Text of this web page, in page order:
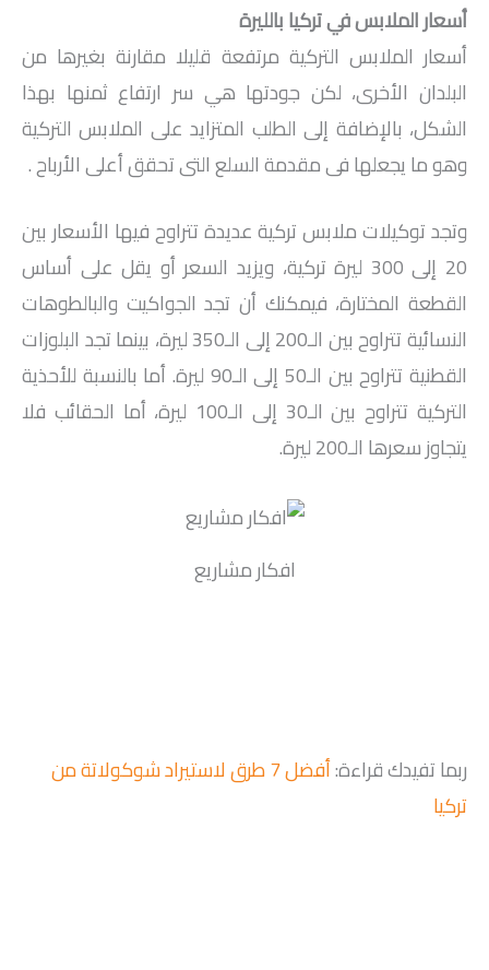
أسعار الملابس في تركيا بالليرة
أسعار الملابس التركية مرتفعة قليلا مقارنة بغيرها من
البلدان الأخرى، لكن جودتها هي سر ارتفاع ثمنها بهذا
الشكل، بالإضافة إلى الطلب المتزايد على الملابس التركية
وهو ما يجعلها فى مقدمة السلع التى تحقق أعلى الأرباح .
وتجد توكيلات ملابس تركية عديدة تتراوح فيها الأسعار بين
20 إلى 300 ليرة تركية، ويزيد السعر أو يقل على أساس
القطعة المختارة، فيمكنك أن تجد الجواكيت والبالطوهات
النسائية تتراوح بين الـ200 إلى الـ350 ليرة، بينما تجد البلوزات
القطنية تتراوح بين الـ50 إلى الـ90 ليرة. أما بالنسبة للأحذية
التركية تتراوح بين الـ30 إلى الـ100 ليرة، أما الحقائب فلا
يتجاوز سعرها الـ200 ليرة.
افكار مشاريع
ربما تفيدك قراءة:
أفضل 7 طرق لاستيراد شوكولاتة من
تركيا